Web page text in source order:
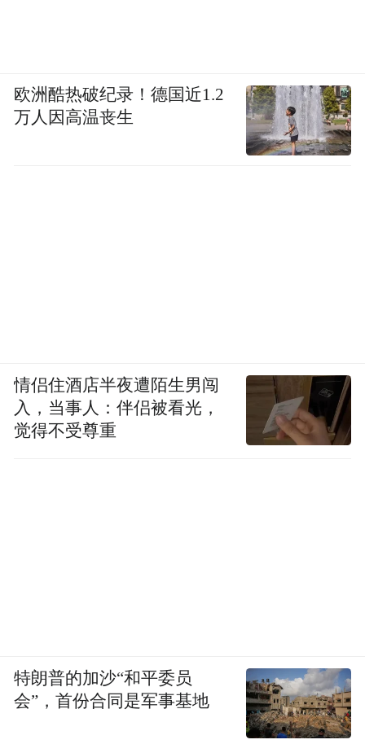
欧洲酷热破纪录！德国近1.2
万人因高温丧生
情侣住酒店半夜遭陌生男闯
入，当事人：伴侣被看光，
觉得不受尊重
特朗普的加沙“和平委员
会”，首份合同是军事基地